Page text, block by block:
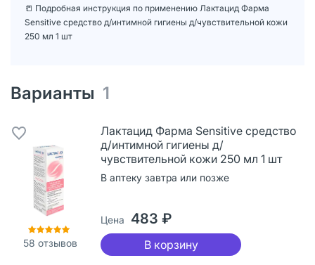
📒 Подробная инструкция по применению Лактацид Фарма
Sensitive средство д/интимной гигиены д/чувствительной кожи
250 мл 1 шт
Варианты 1
58 отзывов
Лактацид Фарма Sensitive средство
д/интимной гигиены д/
чувствительной кожи 250 мл 1 шт
В аптеку завтра или позже
Цена 483 ₽
В корзину